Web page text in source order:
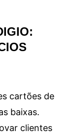
cartões de
baixas.
clientes